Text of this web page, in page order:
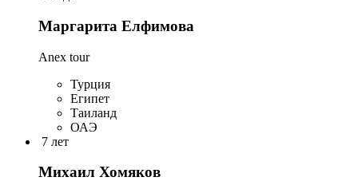
Маргарита Елфимова
Anex tour
Турция
Египет
Таиланд
ОАЭ
7 лет
Михаил Хомяков